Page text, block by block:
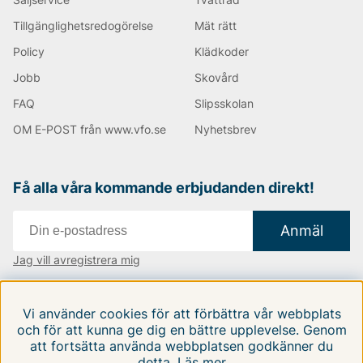
Tillgänglighetsredogörelse
Policy
Jobb
FAQ
OM E-POST från www.vfo.se
Mät rätt
Klädkoder
Skovård
Slipsskolan
Nyhetsbrev
Få alla våra kommande erbjudanden direkt!
Anmäl
Jag vill avregistrera mig
Följ oss på våra sociala medier
Vi använder cookies för att förbättra vår webbplats
och för att kunna ge dig en bättre upplevelse. Genom
att fortsätta använda webbplatsen godkänner du